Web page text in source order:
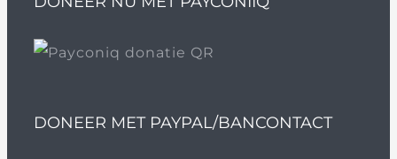
DONEER MET PAYPAL/BANCONTACT